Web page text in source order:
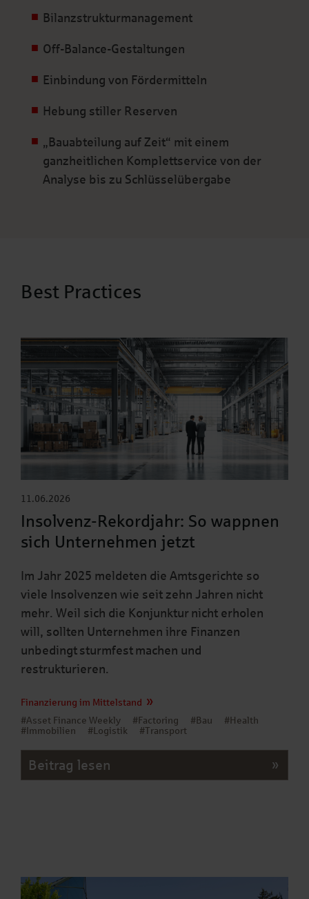
Bilanzstrukturmanagement
Off-Balance-Gestaltungen
Einbindung von Fördermitteln
Hebung stiller Reserven
„Bauabteilung auf Zeit“ mit einem
ganzheitlichen Komplettservice von der
Analyse bis zu Schlüsselübergabe
Best Practices
11.06.2026
Insolvenz-Rekordjahr: So wappnen
sich Unternehmen jetzt
Im Jahr 2025 meldeten die Amtsgerichte so
viele Insolvenzen wie seit zehn Jahren nicht
mehr. Weil sich die Konjunktur nicht erholen
will, sollten Unternehmen ihre Finanzen
unbedingt sturmfest machen und
restrukturieren.
Finanzierung im Mittelstand
#Asset Finance Weekly
#Factoring #Bau
#Health
#Immobilien
#Logistik #Transport
Beitrag lesen